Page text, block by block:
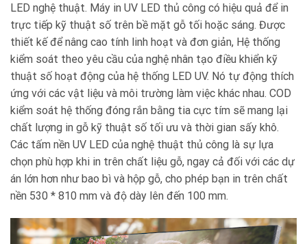
LED nghệ thuật. Máy in UV LED thủ công có hiệu quả để in
trực tiếp kỹ thuật số trên bề mặt gỗ tối hoặc sáng. Được
thiết kế để nâng cao tính linh hoạt và đơn giản, Hệ thống
kiểm soát theo yêu cầu của nghệ nhân tạo điều khiển kỹ
thuật số hoạt động của hệ thống LED UV. Nó tự động thích
ứng với các vật liệu và môi trường làm việc khác nhau. COD
kiểm soát hệ thống đóng rắn bằng tia cực tím sẽ mang lại
chất lượng in gỗ kỹ thuật số tối ưu và thời gian sấy khô.
Các tấm nền UV LED của nghệ thuật thủ công là sự lựa
chọn phù hợp khi in trên chất liệu gỗ, ngay cả đối với các dự
án lớn hơn như bao bì và hộp gỗ, cho phép bạn in trên chất
nền 530 * 810 mm và độ dày lên đến 100 mm.